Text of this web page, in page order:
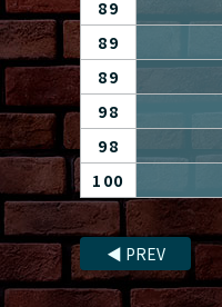
89
89
89
98
98
100
◀ PREV